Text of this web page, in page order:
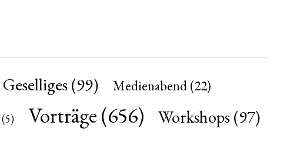
Geselliges(99) Medienabend (22)
(5) Vorträge(656) Workshops(97)